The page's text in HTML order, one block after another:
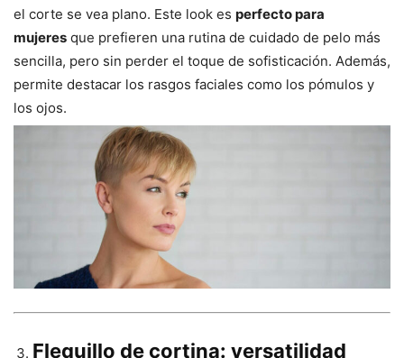
el corte se vea plano. Este look es perfecto para
mujeres que prefieren una rutina de cuidado de pelo más
sencilla, pero sin perder el toque de sofisticación. Además,
permite destacar los rasgos faciales como los pómulos y
los ojos.
Flequillo de cortina: versatilidad